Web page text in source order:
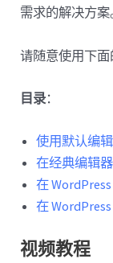
需求的解决方案
请随意使用下面
目录：
使用默认编
在经典编辑
在
在
视频教程